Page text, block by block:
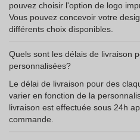
pouvez choisir l'option de logo
Vous pouvez concevoir votre
différents choix disponibles.
Quels sont les délais de livraison
personnalisées?
Le délai de livraison pour des
varier en fonction de la
livraison est effectuée sous 24h
commande.